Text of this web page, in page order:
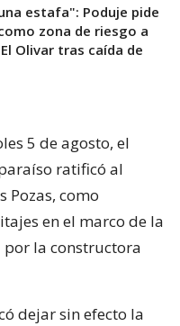
estafa": Poduje pide
zona de riesgo a
Olivar tras caída de
5 de agosto, el
ratificó al
Pozas, como
en el marco de la
la constructora
dejar sin efecto la